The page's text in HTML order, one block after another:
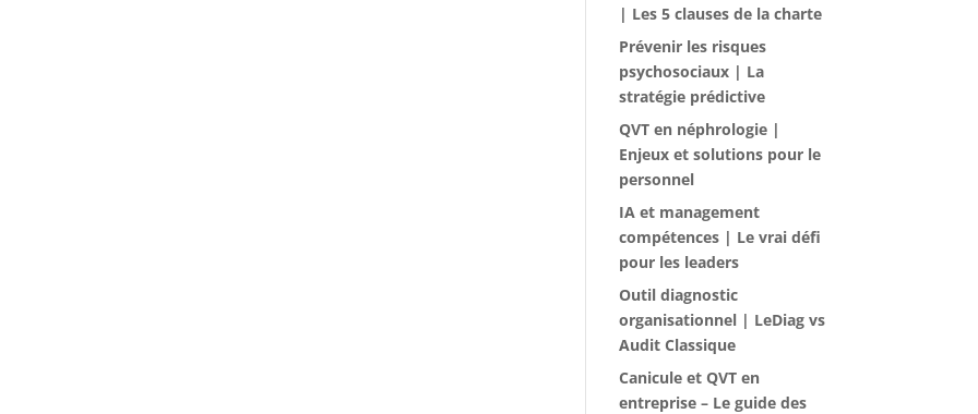
| Les 5 clauses de la charte
Prévenir les risques
psychosociaux | La
stratégie prédictive
QVT en néphrologie |
Enjeux et solutions pour le
personnel
IA et management
compétences | Le vrai défi
pour les leaders
Outil diagnostic
organisationnel | LeDiag vs
Audit Classique
Canicule et QVT en
entreprise – Le guide des